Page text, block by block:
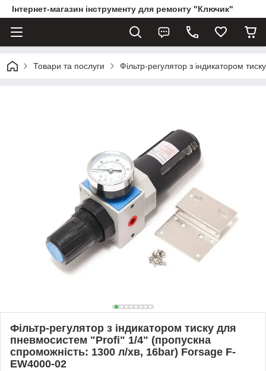
Інтернет-магазин інструменту для ремонту "Ключик"
Товари та послуги Фільтр-регулятор з індикатором
Фільтр-регулятор з індикатором тиску для
пневмосистем "Profi" 1/4" (пропускна
спроможність: 1300 л/хв, 16bar) Forsage F-
EW4000-02